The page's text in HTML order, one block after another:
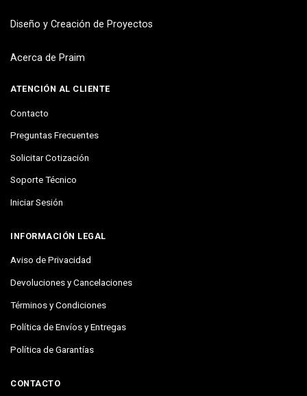
Diseño y Creación de Proyectos
Acerca de Praim
ATENCIÓN AL CLIENTE
Contacto
Preguntas Frecuentes
Solicitar Cotización
Soporte Técnico
Iniciar Sesión
INFORMACIÓN LEGAL
Aviso de Privacidad
Devoluciones y Cancelaciones
Términos y Condiciones
Política de Envíos y Entregas
Política de Garantías
CONTACTO